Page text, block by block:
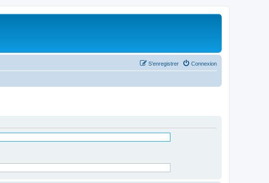
Connexion
S’enregistrer